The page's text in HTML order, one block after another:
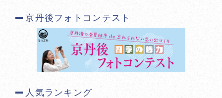
京丹後フォトコンテスト
人気ランキング